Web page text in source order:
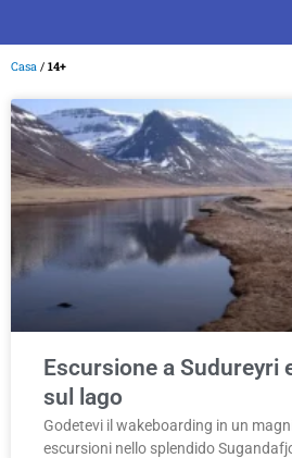
Casa / 14+
Escursione a Sudureyri
sul lago
Godetevi il wakeboarding in un
escursioni nello splendido